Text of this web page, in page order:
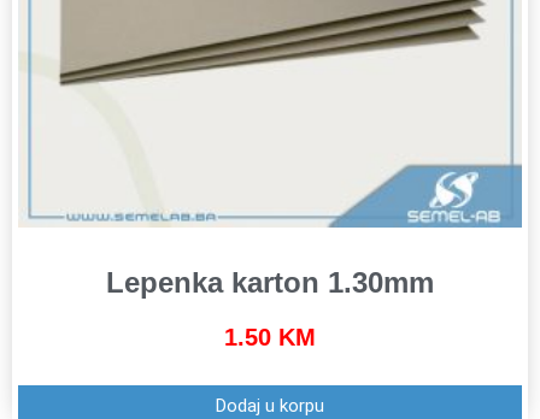
Lepenka karton 1.30mm
1.50 KM
Dodaj u korpu